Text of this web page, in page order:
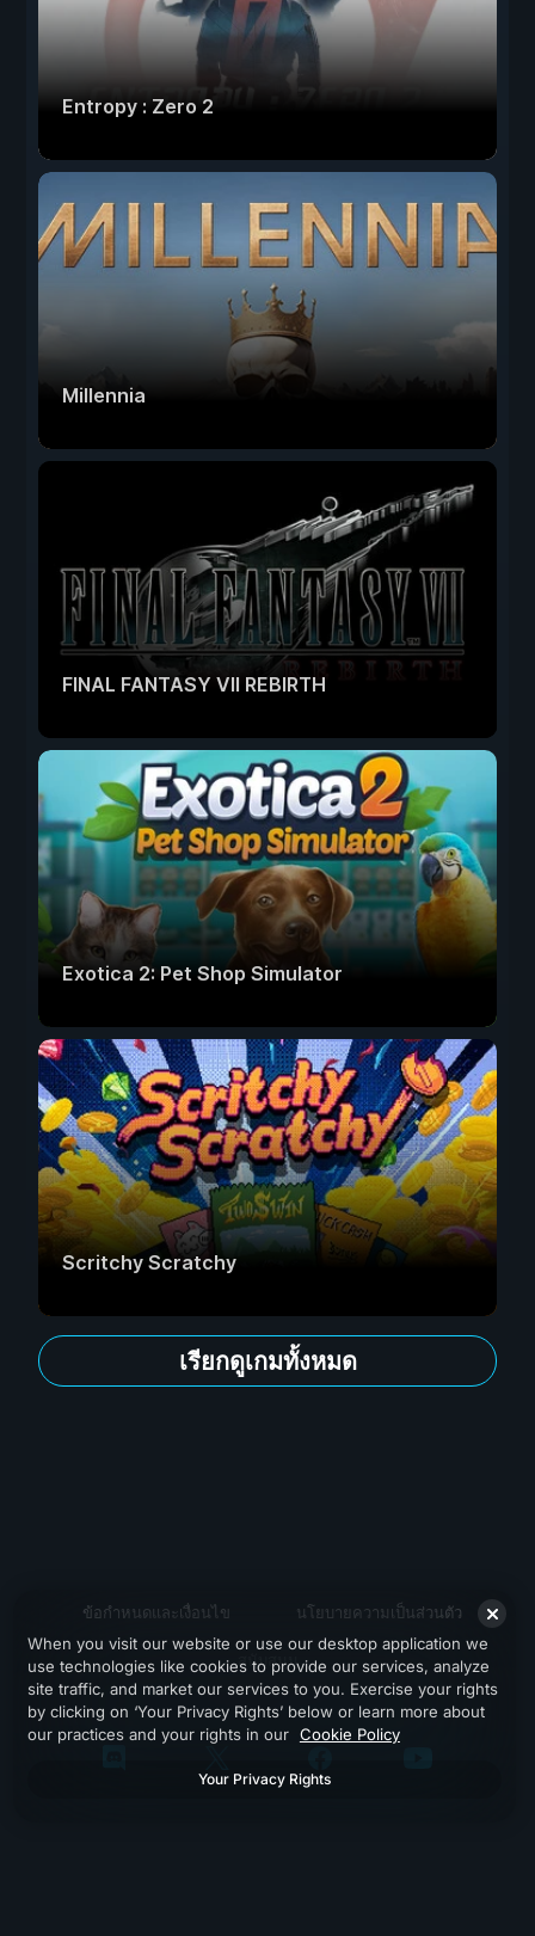
Entropy : Zero 2
Millennia
FINAL FANTASY VII REBIRTH
Exotica 2: Pet Shop Simulator
Scritchy Scratchy
เรียกดูเกมทั้งหมด
ข้อกำหนดและเงื่อนไข นโยบายความเป็นส่วนตัว
สนับสนุน
When you visit our website or use our desktop application we
use technologies like cookies to provide our services, analyze
site traffic, and market our services to you. Exercise your rights
by clicking on ‘Your Privacy Rights’ below or learn more about
our practices and your rights in our Cookie Policy
Your Privacy Rights